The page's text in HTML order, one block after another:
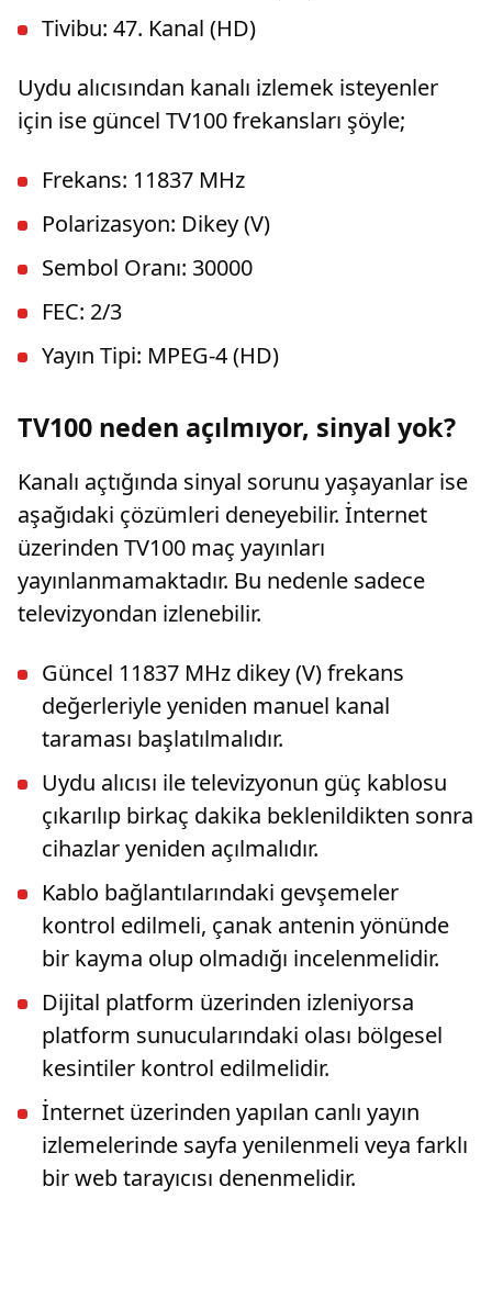
Tivibu: 47. Kanal (HD)
Uydu alıcısından kanalı izlemek isteyenler
için ise güncel TV100 frekansları şöyle;
Frekans: 11837 MHz
Polarizasyon: Dikey (V)
Sembol Oranı: 30000
FEC: 2/3
Yayın Tipi: MPEG-4 (HD)
TV100 neden açılmıyor, sinyal yok?
Kanalı açtığında sinyal sorunu yaşayanlar ise
aşağıdaki çözümleri deneyebilir. İnternet
üzerinden TV100 maç yayınları
yayınlanmamaktadır. Bu nedenle sadece
televizyondan izlenebilir.
Güncel 11837 MHz dikey (V) frekans
değerleriyle yeniden manuel kanal
taraması başlatılmalıdır.
Uydu alıcısı ile televizyonun güç kablosu
çıkarılıp birkaç dakika beklenildikten sonra
cihazlar yeniden açılmalıdır.
Kablo bağlantılarındaki gevşemeler
kontrol edilmeli, çanak antenin yönünde
bir kayma olup olmadığı incelenmelidir.
Dijital platform üzerinden izleniyorsa
platform sunucularındaki olası bölgesel
kesintiler kontrol edilmelidir.
İnternet üzerinden yapılan canlı yayın
izlemelerinde sayfa yenilenmeli veya farklı
bir web tarayıcısı denenmelidir.